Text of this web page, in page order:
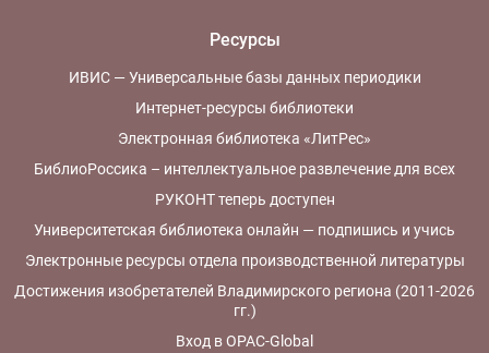
Ресурсы
ИВИС — Универсальные базы данных периодики
Интернет-ресурсы библиотеки
Электронная библиотека «ЛитРес»
БиблиоРоссика – интеллектуальное развлечение для всех
РУКОНТ теперь доступен
Университетская библиотека онлайн — подпишись и учись
Электронные ресурсы отдела производственной литературы
Достижения изобретателей Владимирского региона (2011-2026
гг.)
Вход в OPAC-Global